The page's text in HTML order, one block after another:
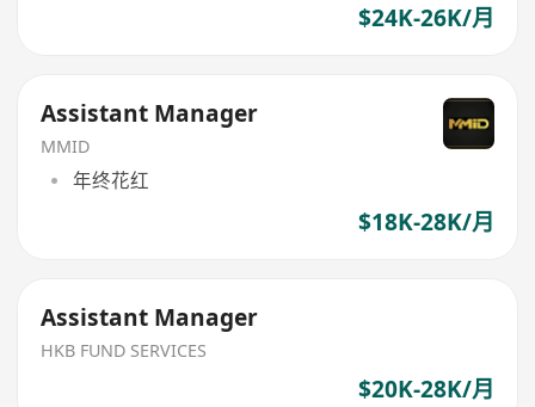
$24K-26K/月
Assistant Manager
MMID
年终花红
$18K-28K/月
Assistant Manager
HKB FUND SERVICES
$20K-28K/月